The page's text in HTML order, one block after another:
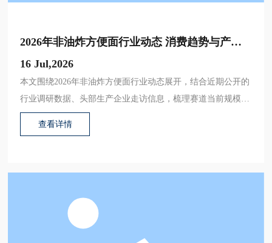
2026年非油炸方便面行业动态 消费趋势与产业
升级机遇全解析
16 Jul,2026
本文围绕2026年非油炸方便面行业动态展开，结合近期公开的
行业调研数据、头部生产企业走访信息，梳理赛道当前规模、
技术升级方向、消费者需求变化、市场竞争格局等核心内容，
查看详情